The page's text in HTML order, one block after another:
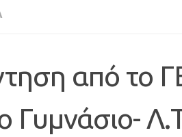
από το
Γυμνάσιο-